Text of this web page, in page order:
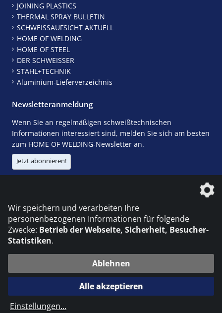
JOINING PLASTICS
THERMAL SPRAY BULLETIN
SCHWEISSAUFSICHT AKTUELL
HOME OF WELDING
HOME OF STEEL
DER SCHWEISSER
STAHL+TECHNIK
Aluminium-Lieferverzeichnis
Newsletteranmeldung
Wenn Sie an regelmäßigen schweißtechnischen
Informationen interessiert sind, melden Sie sich am besten
zum HOME OF WELDING-Newsletter an.
Jetzt abonnieren!
Die DVS Media GmbH ist ein Unternehmen der
© 2026 DVS Media GmbH
Datenschutzeinstellungen
die profilschmiede - Internetagentur
Wir speichern und verarbeiten Ihre
personenbezogenen Informationen für folgende
Zwecke: Betrieb der Webseite, Sicherheit, Besucher-
Statistiken.
Ablehnen
Alle akzeptieren
Einstellungen...